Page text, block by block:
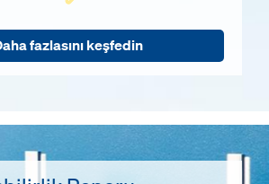
fazlasını keşfedin